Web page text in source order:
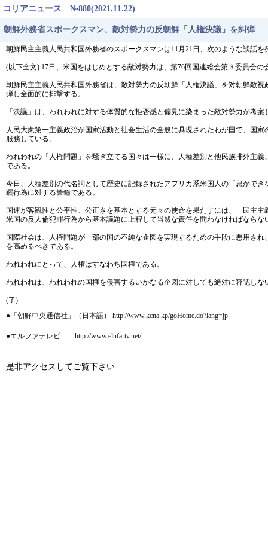
コリアニュース №880(2021.11.22)
朝鮮外務省スポークスマン、敵対勢力の反朝鮮「人権決議」を糾弾
朝鮮民主主義人民共和国外務省のスポークスマンは11月21日、次のような談話を
(以下全文) 17日、米国をはじめとする敵対勢力は、第76回国連総会第３委員会
朝鮮民主主義人民共和国外務省は、敵対勢力の反朝鮮「人権決議」を対朝鮮敵
弾し全面的に排撃する。
「決議」は、われわれに対する体質的な拒否感と偏見に染まった敵対勢力が考
人民大衆第一主義政治が国家活動と社会生活の全般に具現されたわが国で、国
服務している。
われわれの「人権問題」を騒ぎ立てる国々は一様に、人種差別と他民族排外主
である。
今日、人種差別の代名詞として歴史に記録されたアフリカ系米国人の「息がで
躙行為に対する警鐘である。
国連が客観性と公平性、公正さを基本とする元々の使命を果たすには、「民主
米国の反人倫犯罪行為から基本議題に上程して当然な責任を問わなければならな
国際社会は、人権問題が一部の国の不純な企図を実現するための手段に悪用さ
を高めるべきである。
われわれにとって、人権はすなわち国権である。
われわれは、われわれの国権を侵害するいかなる企図に対しても絶対に容認し
(了)
●「朝鮮中央通信社」（日本語） http://www.kcna.kp/goHome.do?lang=jp
●エルファテレビ http://www.elufa-tv.net/
是非アクセスしてご覧下さい